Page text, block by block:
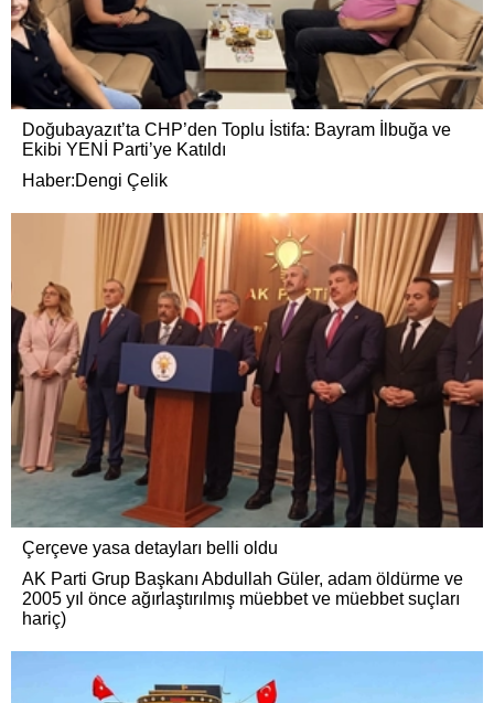
Doğubayazıt’ta CHP’den Toplu İstifa: Bayram İlbuğa ve
Ekibi YENİ Parti’ye Katıldı
Haber:Dengi Çelik
Çerçeve yasa detayları belli oldu
AK Parti Grup Başkanı Abdullah Güler, adam öldürme ve
2005 yıl önce ağırlaştırılmış müebbet ve müebbet suçları
hariç)